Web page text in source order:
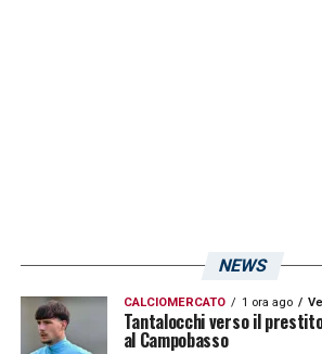
NEWS
CALCIOMERCATO 1 ora ago
Tantalocchi verso il
al Campobasso